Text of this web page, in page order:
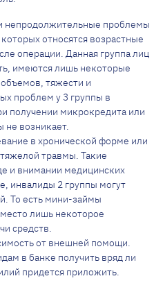
непродолжительные проблемы
относятся возрастные
операции. Данная группа лиц
имеются лишь некоторые
тяжести и
проблем у 3 группы в
получении микрокредита или
возникает.
в хронической форме или
травмы. Такие
и внимании медицинских
инвалиды 2 группы могут
То есть мини-займы
лишь некоторое
средств.
от внешней помощи.
в банке получить вряд ли
придется приложить.